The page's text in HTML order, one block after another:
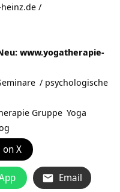
/
www.yogatherapie-
/ psychologische
Gruppe Yoga
on X
Email